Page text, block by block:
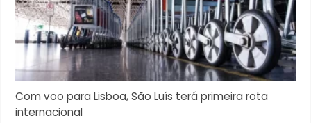
Com voo para Lisboa, São Luís terá primeira rota
internacional